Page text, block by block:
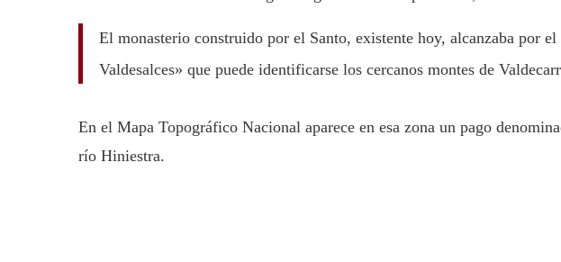
El monasterio construido por el Santo, existente hoy, alcanzaba por
Valdesalces» que puede identificarse los cercanos montes de
En el Mapa Topográfico Nacional aparece en esa zona un pago
río Hiniestra.